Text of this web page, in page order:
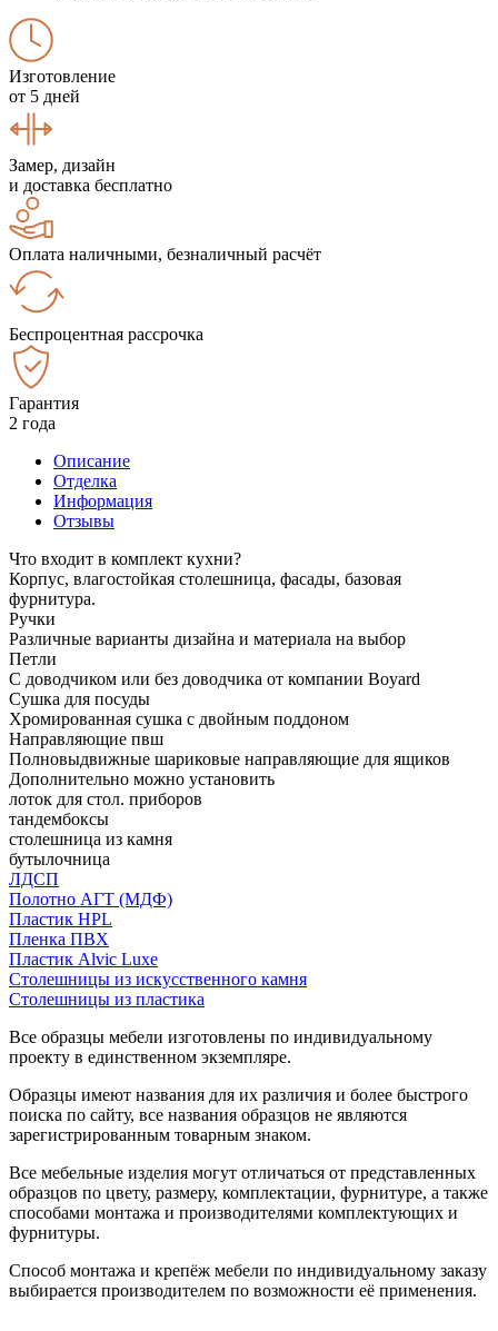
Изготовление
от 5 дней
Замер, дизайн
и доставка бесплатно
Оплата наличными, безналичный расчёт
Беспроцентная рассрочка
Гарантия
2 года
Описание
Отделка
Информация
Отзывы
Что входит в комплект кухни?
Корпус, влагостойкая столешница, фасады, базовая
фурнитура.
Ручки
Различные варианты дизайна и материала на выбор
Петли
С доводчиком или без доводчика от компании Boyard
Сушка для посуды
Хромированная сушка с двойным поддоном
Направляющие пвш
Полновыдвижные шариковые направляющие для ящиков
Дополнительно можно установить
лоток для стол. приборов
тандембоксы
столешница из камня
бутылочница
ЛДСП
Полотно АГТ (МДФ)
Пластик HPL
Пленка ПВХ
Пластик Alvic Luxe
Столешницы из искусственного камня
Столешницы из пластика
Все образцы мебели изготовлены по индивидуальному
проекту в единственном экземпляре.
Образцы имеют названия для их различия и более быстрого
поиска по сайту, все названия образцов не являются
зарегистрированным товарным знаком.
Все мебельные изделия могут отличаться от представленных
образцов по цвету, размеру, комплектации, фурнитуре, а также
способами монтажа и производителями комплектующих и
фурнитуры.
Способ монтажа и крепёж мебели по индивидуальному заказу
выбирается производителем по возможности её применения.